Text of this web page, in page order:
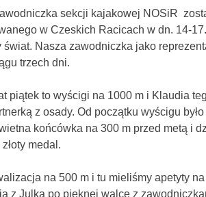
sekcji kajakowej NOSiR
w Czeskich Racicach w dn. 14-
świat. Nasza zawodniczka jako
trzech dni.
piątek to wyścigi na 1000 m i Klaudia
z osady. Od początku wyścigu
końcówka na 300 m przed metą i
medal.
na 500 m i tu mieliśmy apetyty
z Julką po pięknej walce z